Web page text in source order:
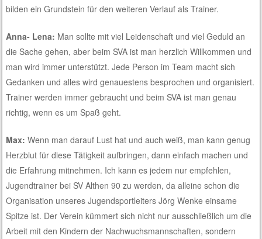
bilden ein Grundstein für den weiteren Verlauf als Trainer.
Anna- Lena: Man sollte mit viel Leidenschaft und viel Geduld an
die Sache gehen, aber beim SVA ist man herzlich Willkommen und
man wird immer unterstützt. Jede Person im Team macht sich
Gedanken und alles wird genauestens besprochen und organisiert.
Trainer werden immer gebraucht und beim SVA ist man genau
richtig, wenn es um Spaß geht.
Max: Wenn man darauf Lust hat und auch weiß, man kann genug
Herzblut für diese Tätigkeit aufbringen, dann einfach machen und
die Erfahrung mitnehmen. Ich kann es jedem nur empfehlen,
Jugendtrainer bei SV Althen 90 zu werden, da alleine schon die
Organisation unseres Jugendsportleiters Jörg Wenke einsame
Spitze ist. Der Verein kümmert sich nicht nur ausschließlich um die
Arbeit mit den Kindern der Nachwuchsmannschaften, sondern